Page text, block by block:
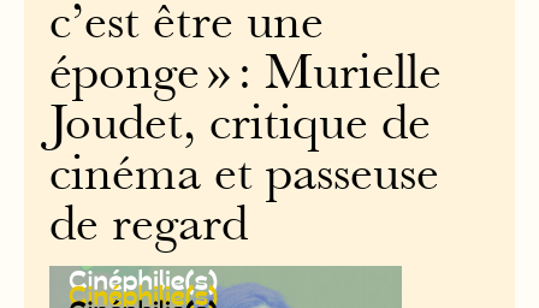
c’est être une
éponge » : Murielle
Joudet, critique de
cinéma et passeuse
de regard